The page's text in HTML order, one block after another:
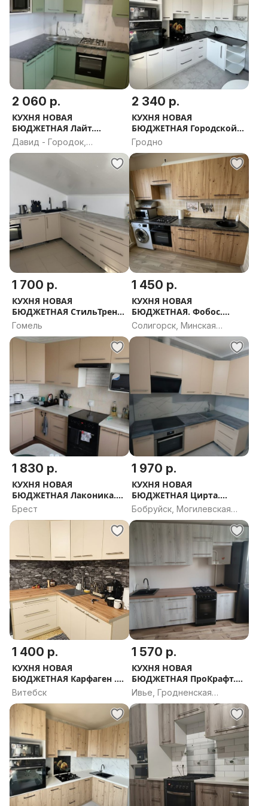
2 060 р.
КУХНЯ НОВАЯ
БЮДЖЕТНАЯ Лайт.
РАССРОЧКА, ДОСТАВКА,
ПРОЕКТ В ПОДАРОК
Давид - Городок,
Брестская область
2 340 р.
КУХНЯ НОВАЯ
БЮДЖЕТНАЯ Городской
Лофт. РАССРОЧКА,
ДОСТАВКА, ПРОЕКТ В
ПОДАРОК
Гродно
1 700 р.
КУХНЯ НОВАЯ
БЮДЖЕТНАЯ СтильТренд.
РАССРОЧКА, ДОСТАВКА,
Гомель
1 450 р.
КУХНЯ НОВАЯ
БЮДЖЕТНАЯ. Фобос.
РАССРОЧКА, ДОСТАВКА,
ПРОЕКТ В ПОДАРОК
Солигорск, Минская
область
1 830 р.
КУХНЯ НОВАЯ
БЮДЖЕТНАЯ Лаконика.
РАССРОЧКА, ДОСТАВКА,
ПРОЕКТ В ПОДАРОК
Брест
1 970 р.
КУХНЯ НОВАЯ
БЮДЖЕТНАЯ Цирта.
РАССРОЧКА, ДОСТАВКА,
ПРОЕКТ В ПОДАРОК
Бобруйск, Могилевская
область
1 400 р.
КУХНЯ НОВАЯ
БЮДЖЕТНАЯ Карфаген .
РАССРОЧКА, ДОСТАВКА,
Витебск
1 570 р.
КУХНЯ НОВАЯ
БЮДЖЕТНАЯ ПроКрафт.
РАССРОЧКА, ДОСТАВКА,
ПРОЕКТ В ПОДАРОК
Ивье, Гродненская
область